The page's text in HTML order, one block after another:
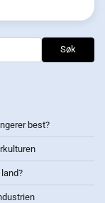
Søk
best?